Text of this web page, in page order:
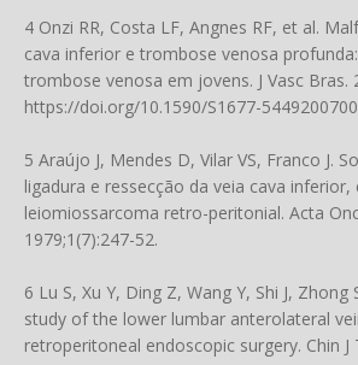
4 Onzi RR, Costa LF, Angnes RF, et al.
cava inferior e trombose venosa
trombose venosa em jovens. J Vasc Bras.
https://doi.org/10.1590/S1677-
5 Araújo J, Mendes D, Vilar VS, Franco J.
ligadura e ressecção da veia cava inferior,
leiomiossarcoma retro-peritonial. Acta
1979;1(7):247-52.
6 Lu S, Xu Y, Ding Z, Wang Y, Shi J, Zhong
study of the lower lumbar anterolateral
retroperitoneal endoscopic surgery. Chin J